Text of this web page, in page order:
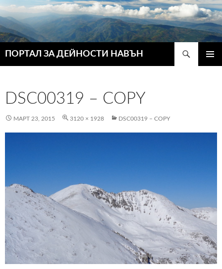
ПОРТАЛ ЗА ДЕЙНОСТИ НАВЪН
DSC00319 – COPY
МАРТ 23, 2015 3120 × 1928 DSC00319 – COPY